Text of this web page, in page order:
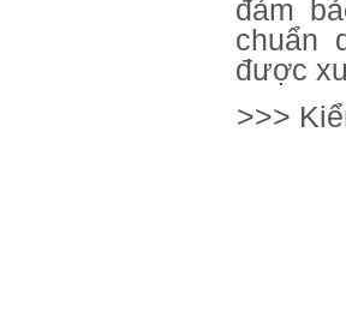
đảm
chuẩn
được
>>>